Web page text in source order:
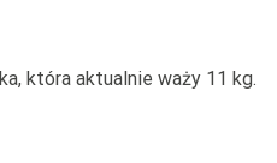
która aktualnie waży 11 kg.